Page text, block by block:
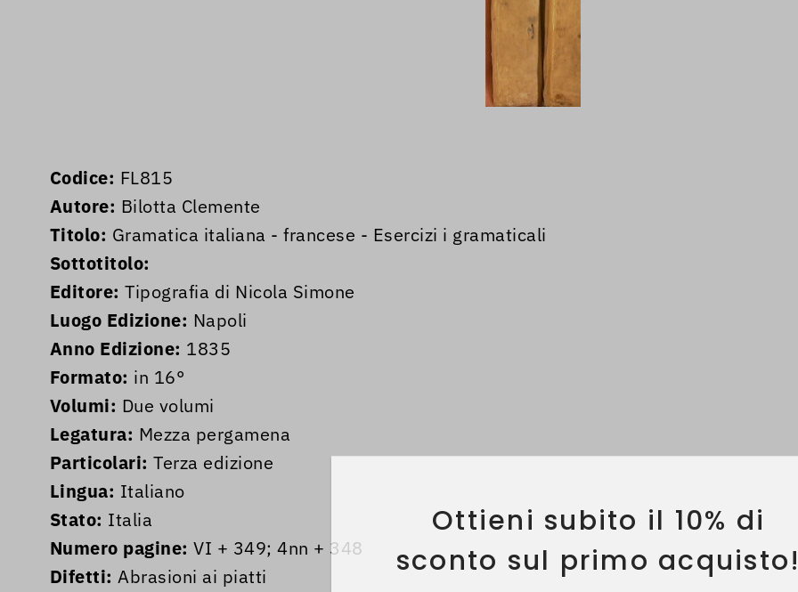
Codice: FL815
Autore: Bilotta Clemente
Titolo: Gramatica italiana - francese - Esercizi i gramaticali
Sottotitolo:
Editore: Tipografia di Nicola Simone
Luogo Edizione: Napoli
Anno Edizione: 1835
Formato: in 16°
Volumi: Due volumi
Legatura: Mezza pergamena
Particolari: Terza edizione
Lingua: Italiano
Stato: Italia
Numero pagine: VI + 349; 4nn + 348
Difetti: Abrasioni ai piatti
Ottieni subito il 10% di
sconto sul primo